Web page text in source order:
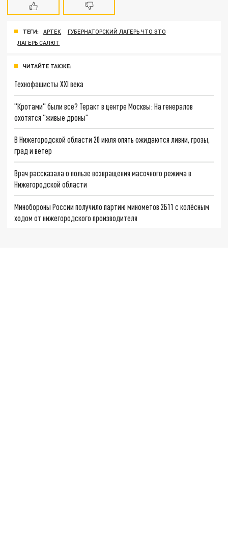
ТЕГИ: АРТЕК
ГУБЕРНАТОРСКИЙ ЛАГЕРЬ ЧТО ЭТО
ЛАГЕРЬ САЛЮТ
ЧИТАЙТЕ ТАКЖЕ:
Технофашисты XXI века
"Кротами" были все? Теракт в центре Москвы: На генералов
охотятся "живые дроны"
В Нижегородской области 20 июля опять ожидаются ливни, грозы,
град и ветер
Врач рассказала о пользе возвращения масочного режима в
Нижегородской области
Минобороны России получило партию минометов 2Б11 с колёсным
ходом от нижегородского производителя